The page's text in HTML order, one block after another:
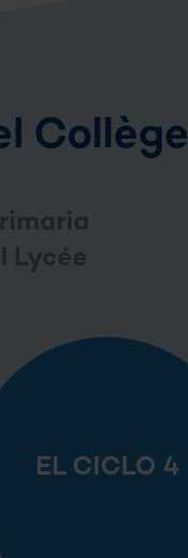
Collège
Lycée
EL CICLO 4